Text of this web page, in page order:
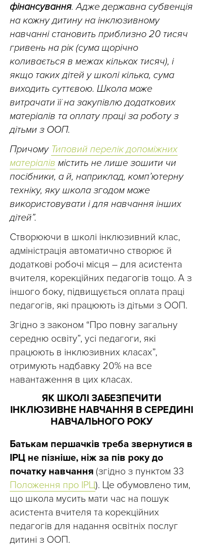
фінансування. Адже державна субвенція
на кожну дитину на інклюзивному
навчанні становить приблизно 20 тисяч
гривень на рік (сума щорічно
коливається в межах кількох тисяч), і
якщо таких дітей у школі кілька, сума
виходить суттєвою. Школа може
витрачати її на закупівлю додаткових
матеріалів та оплату праці за роботу з
дітьми з ООП.
Причому Типовий перелік допоміжних
матеріалів містить не лише зошити чи
посібники, а й, наприклад, комп’ютерну
техніку, яку школа згодом може
використовувати і для навчання інших
дітей”.
Створюючи в школі інклюзивний клас,
адміністрація автоматично створює й
додаткові робочі місця – для асистента
вчителя, корекційних педагогів тощо. А з
іншого боку, підвищується оплата праці
педагогів, які працюють із дітьми з ООП.
Згідно з законом “Про повну загальну
середню освіту”, усі педагоги, які
працюють в інклюзивних класах”,
отримують надбавку 20% на все
навантаження в цих класах.
ЯК ШКОЛІ ЗАБЕЗПЕЧИТИ
ІНКЛЮЗИВНЕ НАВЧАННЯ В СЕРЕДИНІ
НАВЧАЛЬНОГО РОКУ
Батькам першачків треба звернутися в
ІРЦ не пізніше, ніж за пів року до
початку навчання (згідно з пунктом 33
Положення про ІРЦ). Це обумовлено тим,
що школа мусить мати час на пошук
асистента вчителя та корекційних
педагогів для надання освітніх послуг
дитині з ООП.